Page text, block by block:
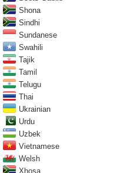
Shona
Sindhi
Sundanese
Swahili
Tajik
Tamil
Telugu
Thai
Ukrainian
Urdu
Uzbek
Vietnamese
Welsh
Xhosa